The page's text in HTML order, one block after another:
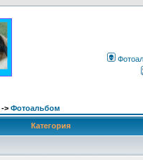
-> Фотоальбом
Категория